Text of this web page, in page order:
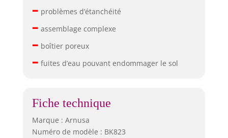
– problèmes d’étanchéité
– assemblage complexe
– boîtier poreux
– fuites d’eau pouvant endommager le sol
Fiche technique
Marque : Arnusa
Numéro de modèle : BK823